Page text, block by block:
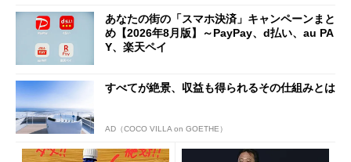
あなたの街の「スマホ決済」キャンペーンまと
め【2026年8月版】～PayPay、d払い、au PA
Y、楽天ペイ
すべてが絶景、収益も得られるその仕組みとは
AD（COCO VILLA on GOETHE）